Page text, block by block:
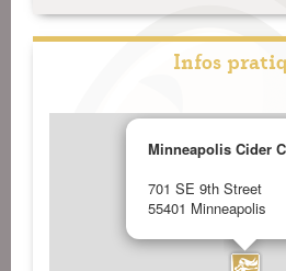
Infos
Minneapolis Cider
701 SE 9th Street
55401 Minneapolis